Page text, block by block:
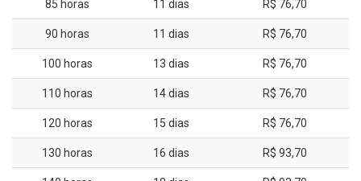
85 horas 11 dias R$ 76,70
90 horas 11 dias R$ 76,70
100 horas 13 dias R$ 76,70
110 horas 14 dias R$ 76,70
120 horas 15 dias R$ 76,70
130 horas 16 dias R$ 93,70